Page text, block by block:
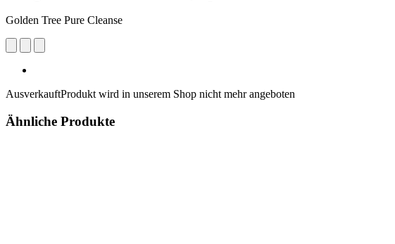
Golden Tree Pure Cleanse
AusverkauftProdukt wird in unserem Shop nicht mehr angeboten
Ähnliche Produkte